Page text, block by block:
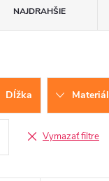
NAJDRAHŠIE
Dĺžka Materiál
Vymazať filtre